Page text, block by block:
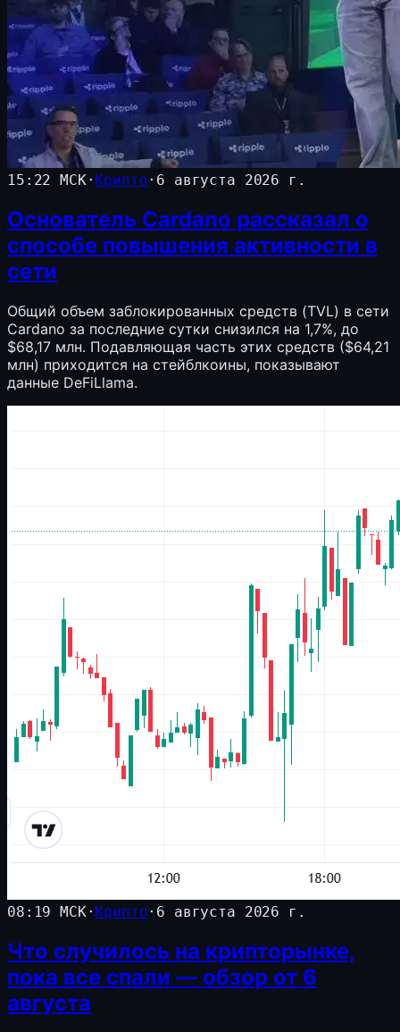
15:22 МСК· Крипто· 6 августа 2026 г.
Основатель Cardano рассказал о
способе повышения активности в
сети
Общий объем заблокированных средств (TVL) в сети
Cardano за последние сутки снизился на 1,7%, до
$68,17 млн. Подавляющая часть этих средств ($64,21
млн) приходится на стейблкоины, показывают
данные DeFiLlama.
08:19 МСК · Крипто· 6 августа 2026 г.
Что случилось на крипторынке,
пока все спали — обзор от 6
августа